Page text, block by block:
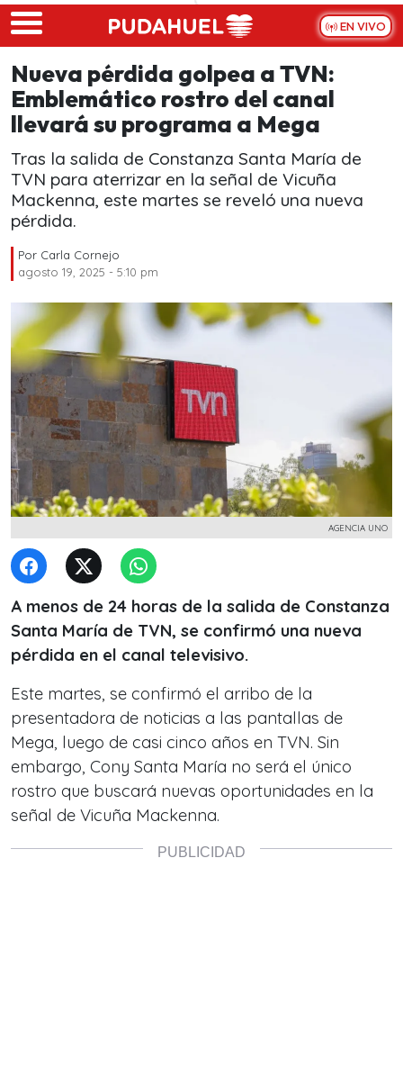
Skip to main content
EN VIVO
Nueva pérdida golpea a TVN:
Emblemático rostro del canal
llevará su programa a Mega
Tras la salida de Constanza Santa María de
TVN para aterrizar en la señal de Vicuña
Mackenna, este martes se reveló una nueva
pérdida.
Por Carla Cornejo
agosto 19, 2025 - 5:10 pm
AGENCIA UNO
A menos de 24 horas de la salida de Constanza
Santa María de TVN, se confirmó una nueva
pérdida en el canal televisivo.
Este martes, se confirmó el arribo de la
presentadora de noticias a las pantallas de
Mega, luego de casi cinco años en TVN. Sin
embargo, Cony Santa María no será el único
rostro que buscará nuevas oportunidades en la
señal de Vicuña Mackenna.